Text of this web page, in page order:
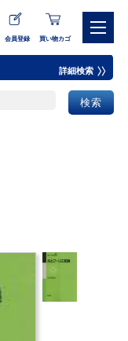
会員登録 買い物カゴ
詳細検索